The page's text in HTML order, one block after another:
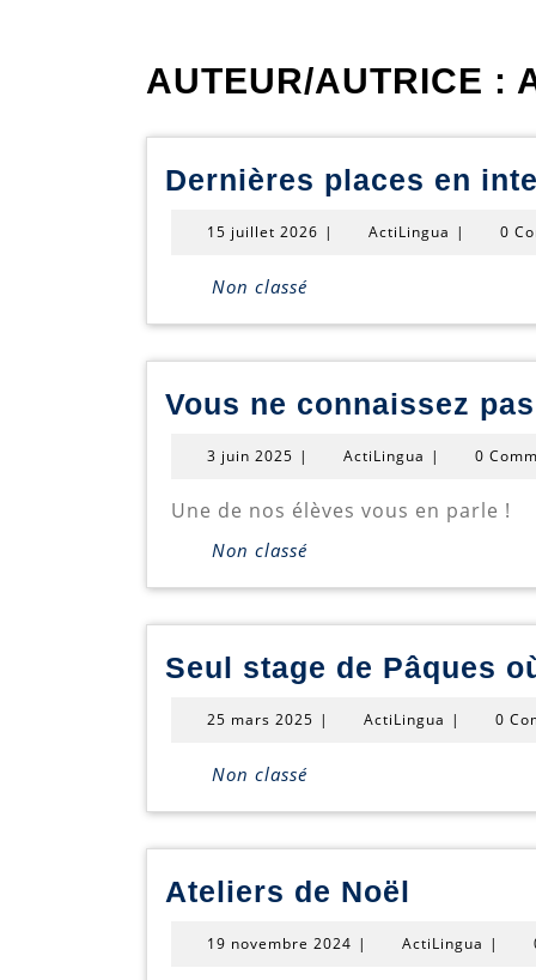
AUTEUR/AUTRICE :
Dernières places en
15 juillet 2026 15| ActiLingua ActiLingua
| 0
Non classé
Vous ne connaissez
3 juin 2025
2025
| ActiLingua ActiLingua
| 0
Une de nos élèves vous en parle !
Non classé
Seul stage de Pâques
25 mars 2025 25| ActiLingua ActiLingua
| 0
Non classé
Ateliers de Noël
Noël
19 novembre 2024 19| ActiLingua |